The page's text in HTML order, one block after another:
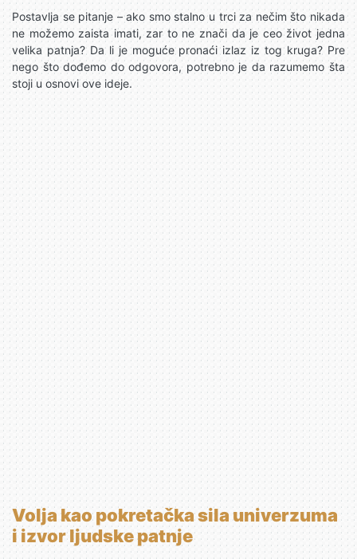
Postavlja se pitanje – ako smo stalno u trci za nečim što nikada
ne možemo zaista imati, zar to ne znači da je ceo život jedna
velika patnja? Da li je moguće pronaći izlaz iz tog kruga? Pre
nego što dođemo do odgovora, potrebno je da razumemo šta
stoji u osnovi ove ideje.
Volja kao pokretačka sila univerzuma
i izvor ljudske patnje